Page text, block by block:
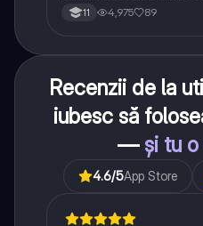
11 4,975 89
Recenzii de la
iubesc să
— și tu
4.6/5App Store